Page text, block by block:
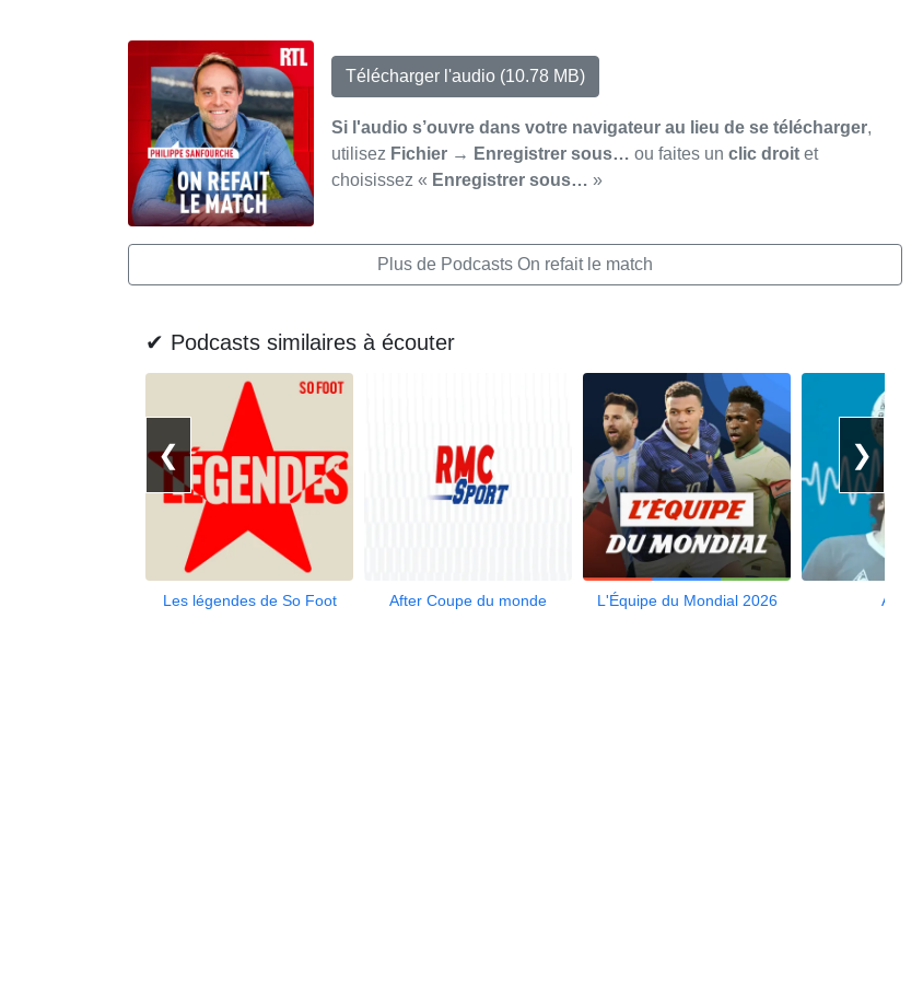
Télécharger l'audio (10.78 MB)
Si l'audio s’ouvre dans votre navigateur au lieu de se télécharger,
utilisez Fichier → Enregistrer sous… ou faites un clic droit et
choisissez « Enregistrer sous… »
Plus de Podcasts On refait le match
✔ Podcasts similaires à écouter
❮
Les légendes de So Foot After Coupe du monde L'Équipe du Mondial 2026 Aliotalk
❯